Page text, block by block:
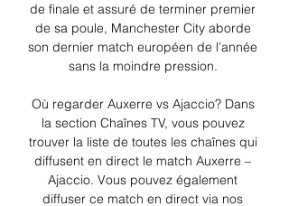
de finale et assuré de terminer premier
de sa poule, Manchester City aborde
son dernier match européen de l’année
sans la moindre pression.
Où regarder Auxerre vs Ajaccio? Dans
la section Chaînes TV, vous pouvez
trouver la liste de toutes les chaînes qui
diffusent en direct le match Auxerre –
Ajaccio. Vous pouvez également
diffuser ce match en direct via nos